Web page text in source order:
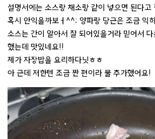
설명서에는 소스랑 채소랑 같이 넣으면 된다고
혹시 안익을까보ㅓ^^; 양파랑 당근은 조금 익
소스는 간이 알아서 잘 되어있을거라 믿어서
했는데 맛있네요!!
제가 자장밥을 요리하다닛ㅎㅎ
아 근데 저한텐 조금 짠 편이라 물 추가했어요!